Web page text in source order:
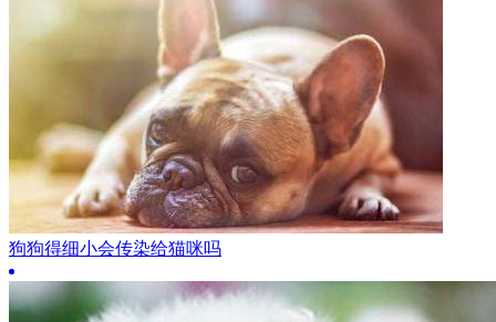
狗狗得细小会传染给猫咪吗